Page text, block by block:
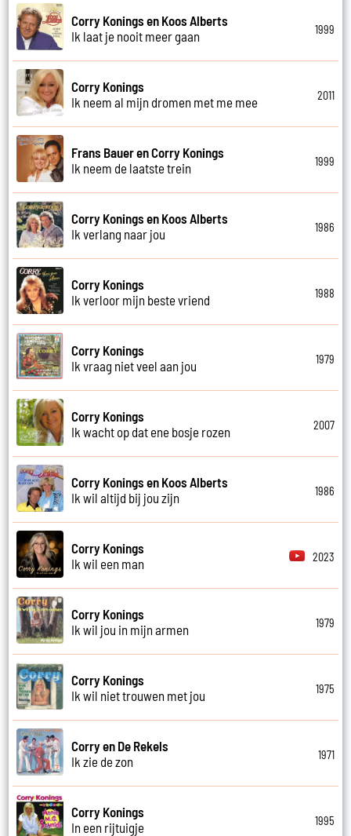
Corry Konings en Koos Alberts
Ik laat je nooit meer gaan
1999
Corry Konings
Ik neem al mijn dromen met me mee
2011
Frans Bauer en Corry Konings
Ik neem de laatste trein
1999
Corry Konings en Koos Alberts
Ik verlang naar jou
1986
Corry Konings
Ik verloor mijn beste vriend
1988
Corry Konings
Ik vraag niet veel aan jou
1979
Corry Konings
Ik wacht op dat ene bosje rozen
2007
Corry Konings en Koos Alberts
Ik wil altijd bij jou zijn
1986
Corry Konings
Ik wil een man
2023
Corry Konings
Ik wil jou in mijn armen
1979
Corry Konings
Ik wil niet trouwen met jou
1975
Corry en De Rekels
Ik zie de zon
1971
Corry Konings
In een rijtuigje
1995